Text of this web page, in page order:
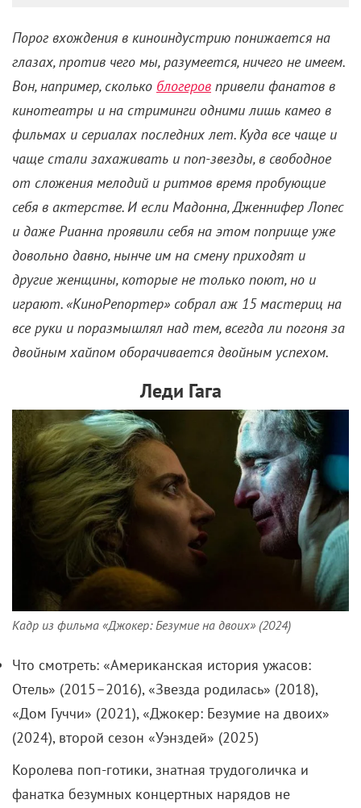
Порог вхождения в киноиндустрию понижается на
глазах, против чего мы, разумеется, ничего не имеем.
Вон, например, сколько блогеров привели фанатов в
кинотеатры и на стриминги одними лишь камео в
фильмах и сериалах последних лет. Куда все чаще и
чаще стали захаживать и поп-звезды, в свободное
от сложения мелодий и ритмов время пробующие
себя в актерстве. И если Мадонна, Дженнифер Лопес
и даже Рианна проявили себя на этом поприще уже
довольно давно, нынче им на смену приходят и
другие женщины, которые не только поют, но и
играют. «КиноРепортер» собрал аж 15 мастериц на
все руки и поразмышлял над тем, всегда ли погоня за
двойным хайпом оборачивается двойным успехом.
Леди Гага
Кадр из фильма «Джокер: Безумие на двоих» (2024)
Что смотреть: «Американская история ужасов:
Отель» (2015–2016), «Звезда родилась» (2018),
«Дом Гуччи» (2021), «Джокер: Безумие на двоих»
(2024), второй сезон «Уэнздей» (2025)
Королева поп-готики, знатная трудоголичка и
фанатка безумных концертных нарядов не